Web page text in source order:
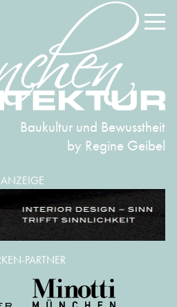
Baukultur und Bewusstheit
by Regine Geibel
ANZEIGE